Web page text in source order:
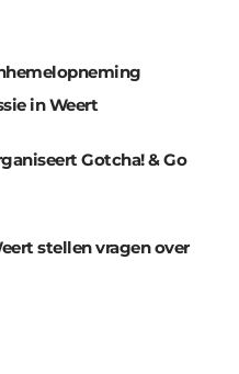
in Weert
Gotcha! & Go
stellen vragen over